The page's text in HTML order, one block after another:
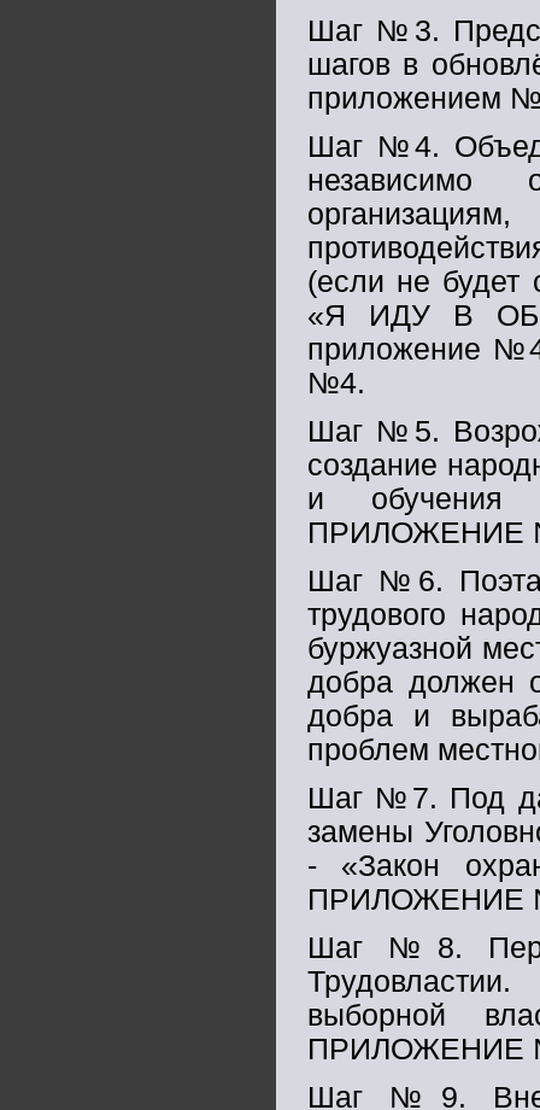
Шаг №3.
шагов в
приложением
Шаг №4.
независимо
(если не будет
«Я ИДУ В
приложение
№4.
Шаг №5.
создание
и обучения
ПРИЛОЖЕНИЕ
Шаг №6.
трудового
буржуазной
добра должен
добра и
проблем
Шаг №7. Под
замены
- «Закон
ПРИЛОЖЕНИЕ
Шаг №8.
выборной
ПРИЛОЖЕНИЕ
Шаг №9.